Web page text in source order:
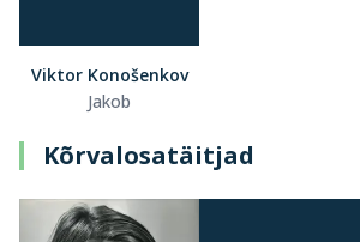
Viktor Konošenkov
Jakob
Kõrvalosatäitjad